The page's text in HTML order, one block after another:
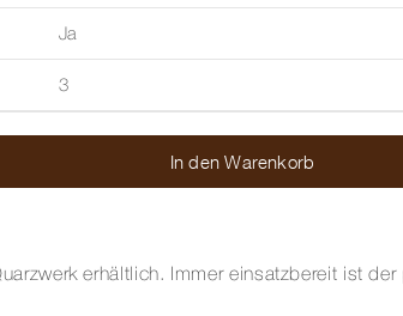
Ja
3
In den Warenkorb
erhältlich. Immer einsatzbereit ist der